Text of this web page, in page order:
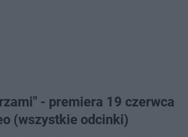
- premiera 19 czerwca
(wszystkie odcinki)